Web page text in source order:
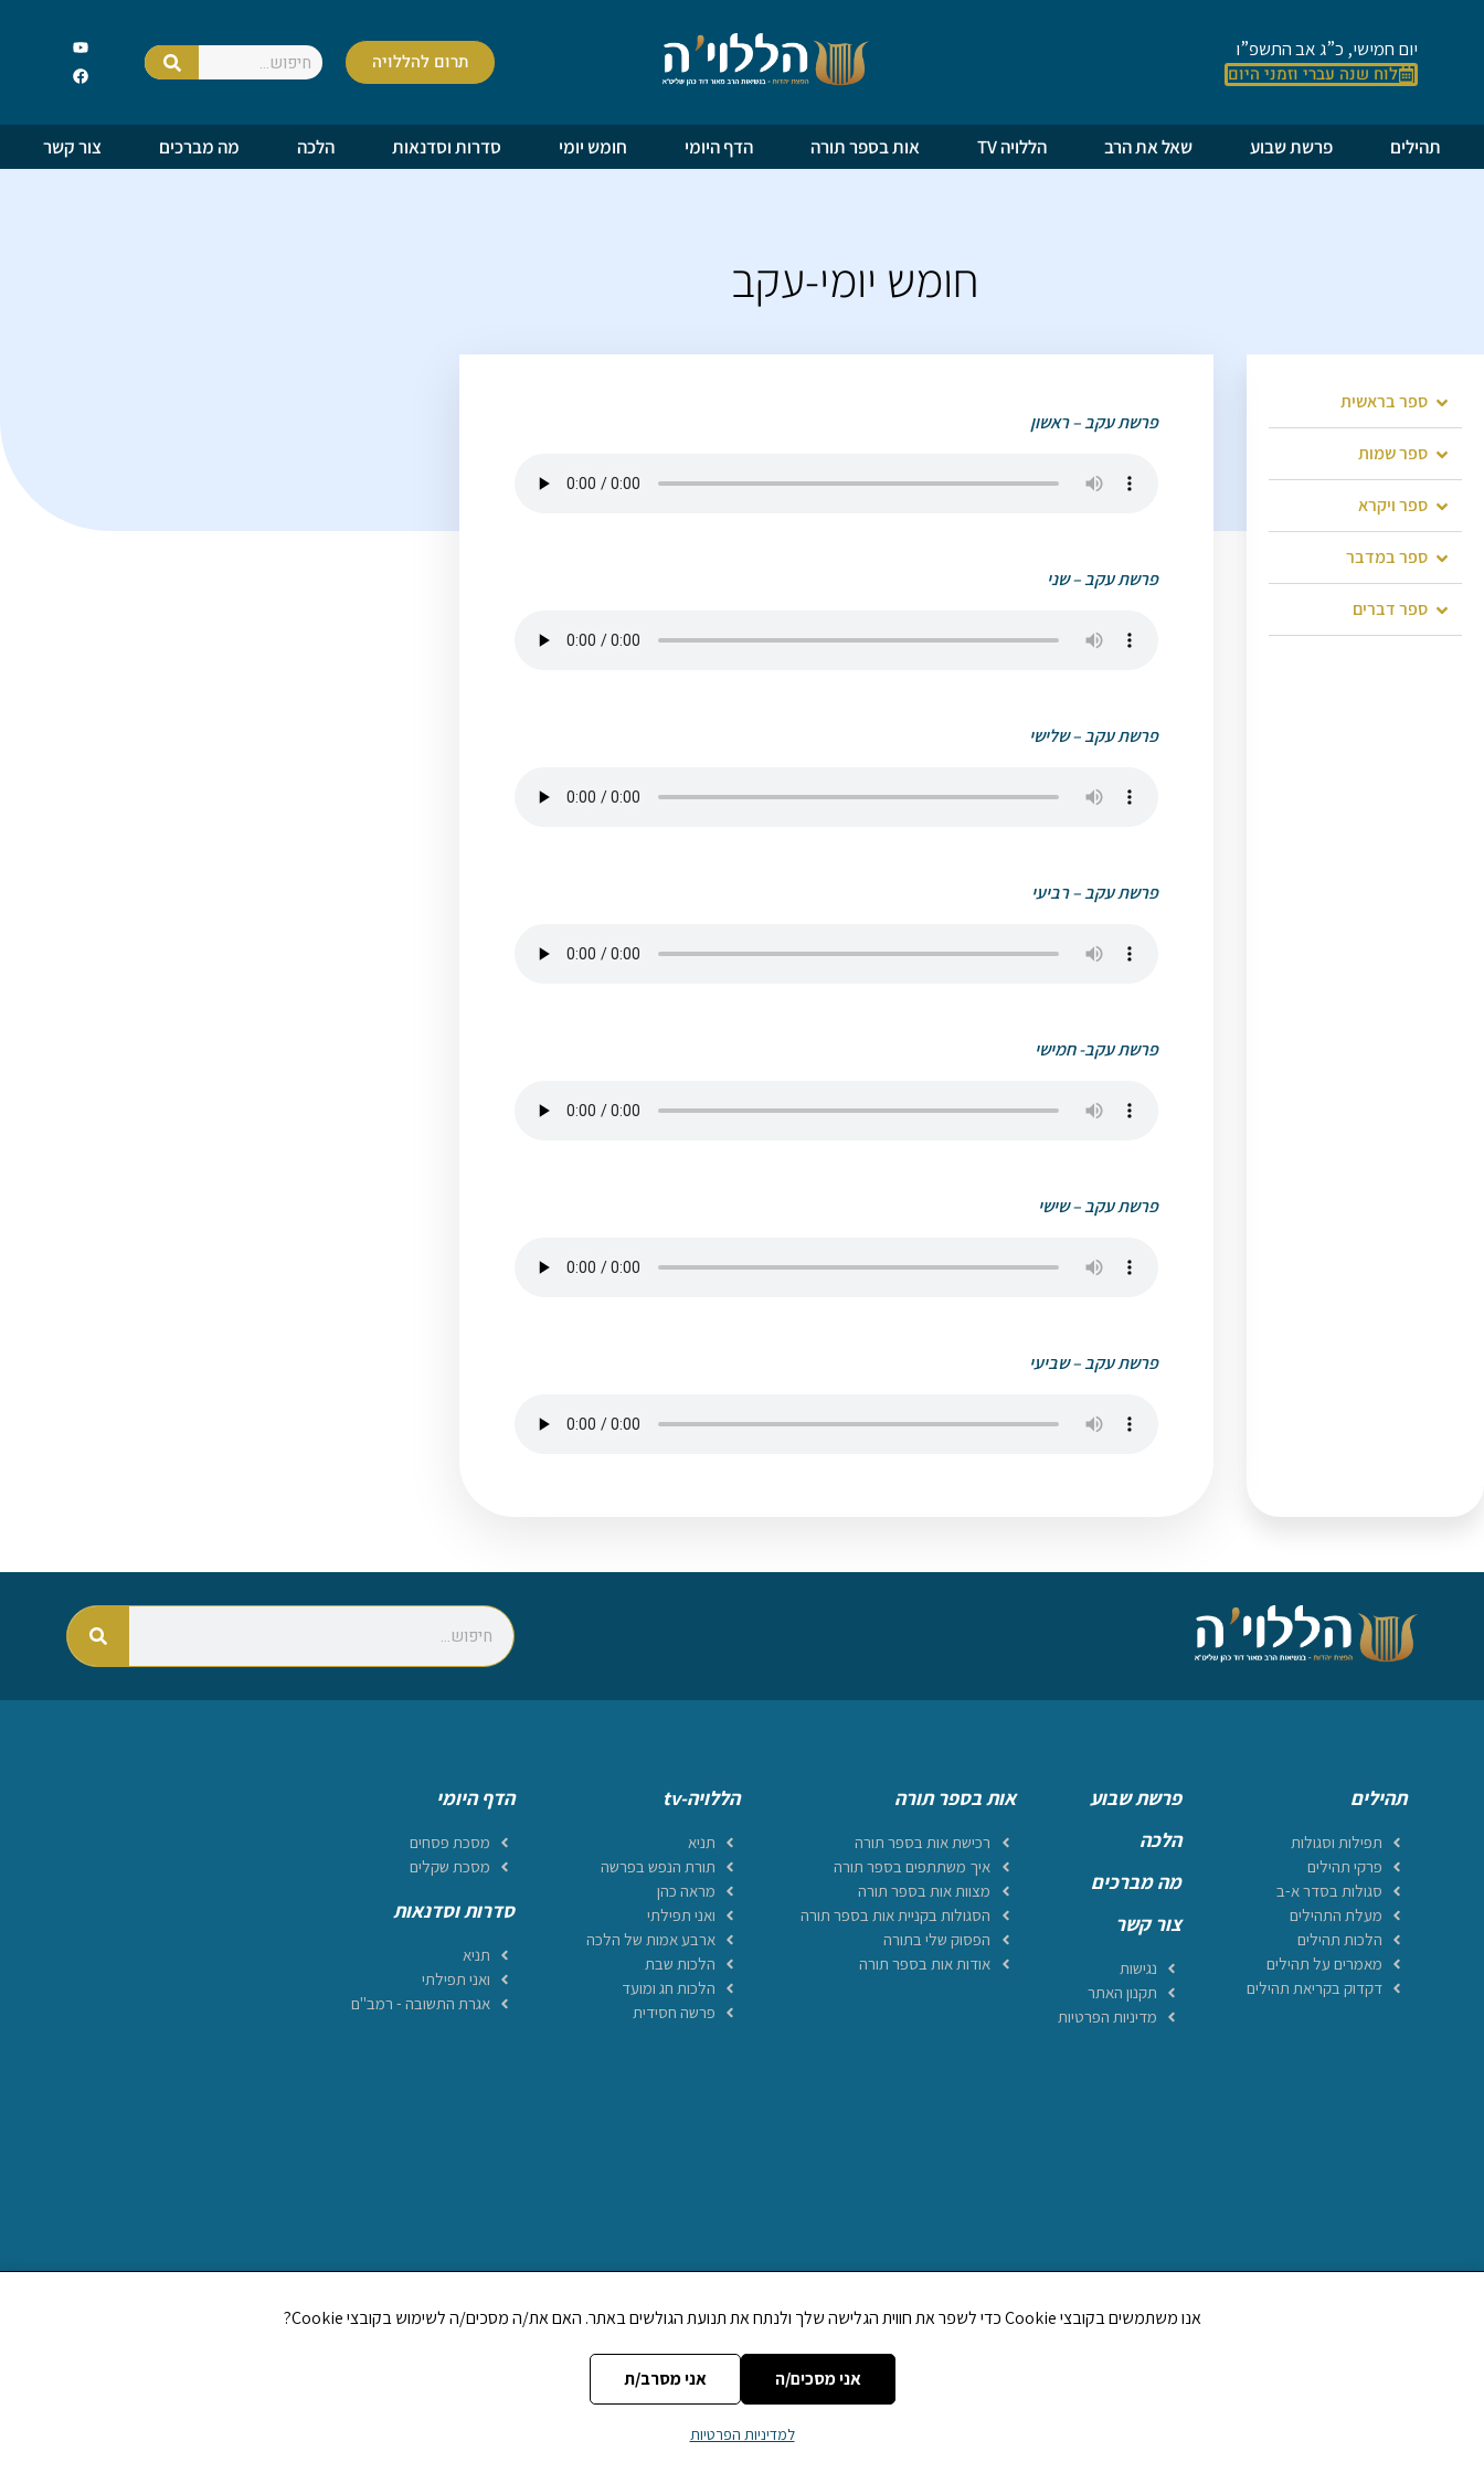
יום חמישי, כ”ג אב התשפ”ו
לוח שנה עברי וזמני היום
תרום להללויה
תהילים פרשת שבוע שאל את הרב הללויה TV אות בספר תורה הדף היומי חומש יומי סדרות וסדנאות הלכה מה מברכים צור קשר
חומש יומי-עקב
ספר בראשית
ספר שמות
ספר ויקרא
ספר במדבר
ספר דברים
פרשת עקב – ראשון
פרשת עקב – שני
פרשת עקב – שלישי
פרשת עקב – רביעי
פרשת עקב- חמישי
פרשת עקב – שישי
פרשת עקב – שביעי
תהילים
תפילות וסגולות
פרקי תהילים
סגולות בסדר א-ב
מעלת התהילים
הלכות תהילים
מאמרים על תהילים
דקדוק בקריאת תהילים
פרשת שבוע
הלכה
מה מברכים
צור קשר
נגישות
תקנון האתר
מדיניות הפרטיות
אות בספר תורה
רכישת אות בספר תורה
איך משתתפים בספר תורה
מצוות אות בספר תורה
הסגולות בקניית אות בספר תורה
הפסוק שלי בתורה
אודות אות בספר תורה
הללויה-tv
תניא
תורת הנפש בפרשה
מראה כהן
ואני תפילתי
ארבע אמות של הלכה
הלכות שבת
הלכות חג ומועד
פרשה חסידית
הדף היומי
מסכת פסחים
מסכת שקלים
סדרות וסדנאות
תניא
ואני תפילתי
אגרת התשובה - רמב"ם
אנו משתמשים בקובצי Cookie כדי לשפר את חווית הגלישה שלך ולנתח את תנועת הגולשים באתר. האם את/ה מסכים/ה לשימוש בקובצי Cookie?
אני מסכים/ה אני מסרב/ת
למדיניות הפרטיות
הללויה הפצת יהדות (ע~ר)